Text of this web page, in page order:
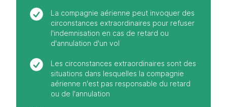
La compagnie aérienne peut invoquer des
circonstances extraordinaires pour refuser
l'indemnisation en cas de retard ou
d'annulation d'un vol
Les circonstances extraordinaires sont des
situations dans lesquelles la compagnie
aérienne n'est pas responsable du retard
ou de l'annulation